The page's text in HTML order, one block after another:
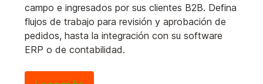
campo e ingresados por sus clientes B2B. Defina
flujos de trabajo para revisión y aprobación de
pedidos, hasta la integración con su software
ERP o de contabilidad.